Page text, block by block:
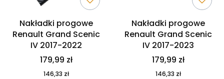
Nakładki progowe
Renault Grand Scenic
IV 2017-2022
179,99 zł
146,33 zł
Nakładki progowe
Renault Grand Scenic
IV 2017-2023
179,99 zł
146,33 zł